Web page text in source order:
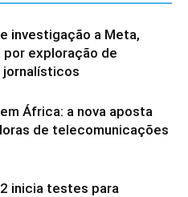
investigação a Meta,
por exploração de
África: a nova aposta
de telecomunicações
inicia testes para